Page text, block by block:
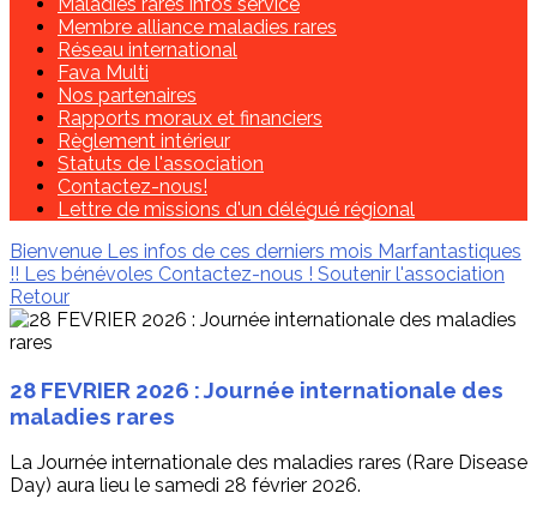
Membre alliance maladies rares
Réseau international
Fava Multi
Nos partenaires
Rapports moraux et financiers
Règlement intérieur
Statuts de l'association
Contactez-nous!
Lettre de missions d'un délégué régional
Bienvenue Les infos de ces derniers mois Marfantastiques
!! Les bénévoles Contactez-nous ! Soutenir l'association
Retour
28 FEVRIER 2026 : Journée internationale des
maladies rares
La Journée internationale des maladies rares (Rare Disease
Day) aura lieu le samedi 28 février 2026.